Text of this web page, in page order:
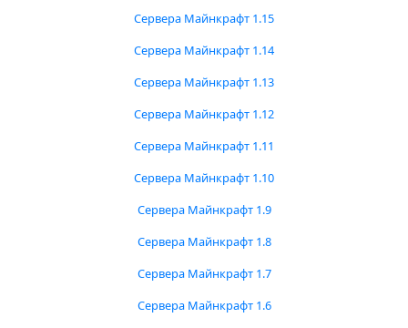
Сервера Майнкрафт 1.15
Сервера Майнкрафт 1.14
Сервера Майнкрафт 1.13
Сервера Майнкрафт 1.12
Сервера Майнкрафт 1.11
Сервера Майнкрафт 1.10
Сервера Майнкрафт 1.9
Сервера Майнкрафт 1.8
Сервера Майнкрафт 1.7
Сервера Майнкрафт 1.6